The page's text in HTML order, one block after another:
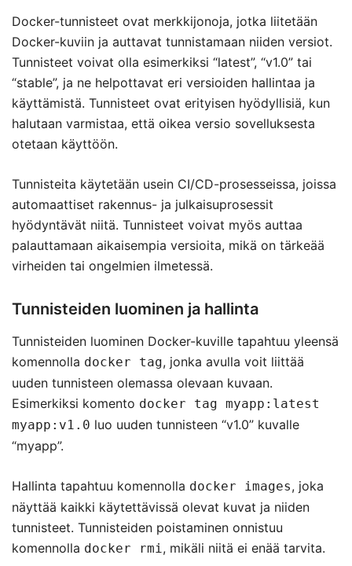
Docker-tunnisteet ovat merkkijonoja, jotka liitetään
Docker-kuviin ja auttavat tunnistamaan niiden versiot.
Tunnisteet voivat olla esimerkiksi “latest”, “v1.0” tai
“stable”, ja ne helpottavat eri versioiden hallintaa ja
käyttämistä. Tunnisteet ovat erityisen hyödyllisiä, kun
halutaan varmistaa, että oikea versio sovelluksesta
otetaan käyttöön.
Tunnisteita käytetään usein CI/CD-prosesseissa, joissa
automaattiset rakennus- ja julkaisuprosessit
hyödyntävät niitä. Tunnisteet voivat myös auttaa
palauttamaan aikaisempia versioita, mikä on tärkeää
virheiden tai ongelmien ilmetessä.
Tunnisteiden luominen ja hallinta
Tunnisteiden luominen Docker-kuville tapahtuu yleensä
komennolla docker tag, jonka avulla voit liittää
uuden tunnisteen olemassa olevaan kuvaan.
Esimerkiksi komento docker tag myapp:latest
myapp:v1.0 luo uuden tunnisteen “v1.0” kuvalle
“myapp”.
Hallinta tapahtuu komennolla docker images, joka
näyttää kaikki käytettävissä olevat kuvat ja niiden
tunnisteet. Tunnisteiden poistaminen onnistuu
komennolla docker rmi, mikäli niitä ei enää tarvita.